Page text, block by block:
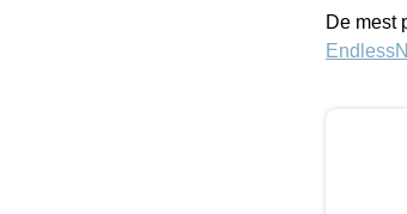
De mest